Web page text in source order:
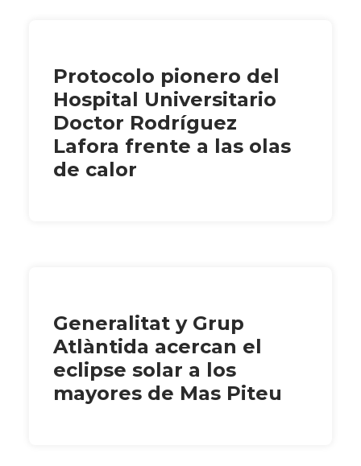
Protocolo pionero del
Hospital Universitario
Doctor Rodríguez
Lafora frente a las olas
de calor
Generalitat y Grup
Atlàntida acercan el
eclipse solar a los
mayores de Mas Piteu